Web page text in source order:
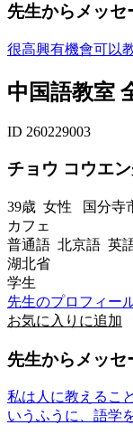
先生からメッセ
很高興有機會可以
中国語教室
ID 260229003
チョウ コウエ
39歳 女性 国分寺
カフェ
普通語 北京語 英
湖北省
学生
先生のプロフィー
お気に入りに追加
先生からメッセ
私は人に教えるこ
いうふうに、語学